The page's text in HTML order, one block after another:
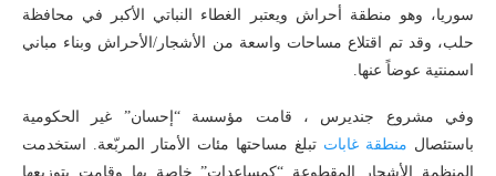
سوريا، وهو منطقة أحراش ويعتبر الغطاء النباتي الأكبر في محافظة
حلب، وقد تم اقتلاع مساحات واسعة من الأشجار/الأحراش وبناء مباني
اسمنتية عوضاً عنها.
وفي مشروع جنديرس ، قامت مؤسسة “إحسان” غير الحكومية
باستئصال منطقة غابات تبلغ مساحتها مئات الأمتار المربّعة. استخدمت
المنظمة الأشجار المقطوعة “كمساعدات” خاصة بها وقامت بتوزيعها